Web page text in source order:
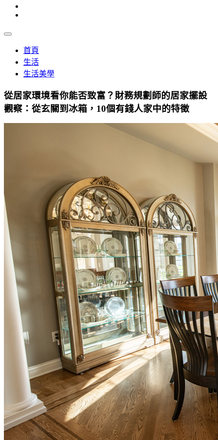
首頁
生活
生活美學
從居家環境看你能否致富？財務規劃師的居家擺設
觀察：從玄關到冰箱，10個有錢人家中的特徵